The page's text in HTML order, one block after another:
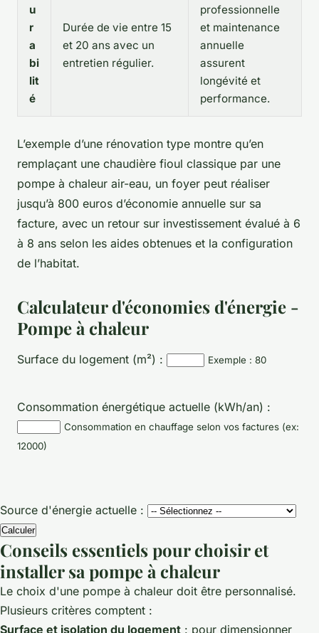
u
r
a
bi
lit
é
Durée de vie entre 15
et 20 ans avec un
entretien régulier.
professionnelle
et maintenance
annuelle
assurent
longévité et
performance.
L’exemple d’une rénovation type montre qu’en
remplaçant une chaudière fioul classique par une
pompe à chaleur air-eau, un foyer peut réaliser
jusqu’à 800 euros d’économie annuelle sur sa
facture, avec un retour sur investissement évalué à 6
à 8 ans selon les aides obtenues et la configuration
de l’habitat.
Calculateur d'économies d'énergie -
Pompe à chaleur
Surface du logement (m²) : Exemple : 80
Consommation énergétique actuelle (kWh/an) :
Consommation en chauffage selon vos factures (ex:
12000)
Source d'énergie actuelle :
Calculer
Conseils essentiels pour choisir et
installer sa pompe à chaleur
Le choix d'une pompe à chaleur doit être personnalisé.
Plusieurs critères comptent :
Surface et isolation du logement : pour dimensionner